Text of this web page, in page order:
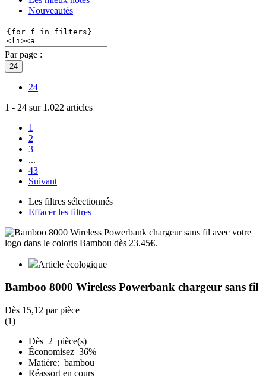
Nouveautés
Par page :
24
24
1 - 24 sur 1.022 articles
1
2
3
...
43
Suivant
Les filtres sélectionnés
Effacer les filtres
Article écologique
Bamboo 8000 Wireless Powerbank chargeur sans fil
Dès 15,12 par pièce
(1)
Dès 2 pièce(s)
Économisez 36%
Matière: bambou
Réassort en cours